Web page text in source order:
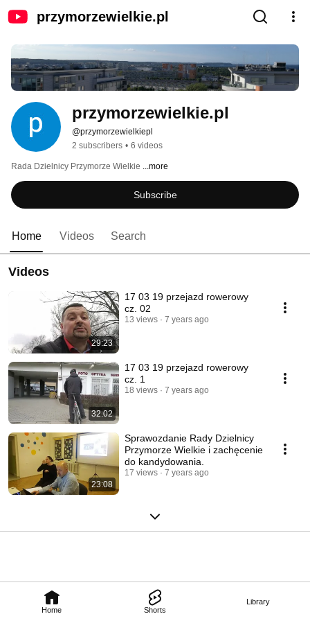
przymorzewielkie.pl
Home Shorts
Library
przymorzewielkie.pl
@przymorzewielkiepl
2 subscribers • 6 videos
Rada Dzielnicy Przymorze Wielkie ...more
Subscribe
Home Videos Search
Videos
29:23
17 03 19 przejazd rowerowy
cz. 02
13 views 7 years ago
32:02
17 03 19 przejazd rowerowy
cz. 1
18 views 7 years ago
23:08
Sprawozdanie Rady Dzielnicy
Przymorze Wielkie i zachęcenie
do kandydowania.
17 views 7 years ago